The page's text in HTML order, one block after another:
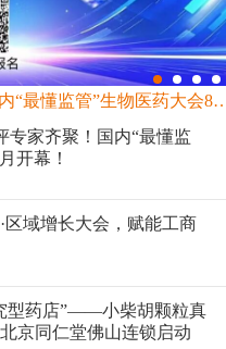
20+监管与首席审评专家齐聚！国内“最
专家齐聚！国内“最懂监
开幕！
区域增长大会，赋能工商
型药店”——小柴胡颗粒真
京同仁堂佛山连锁启动